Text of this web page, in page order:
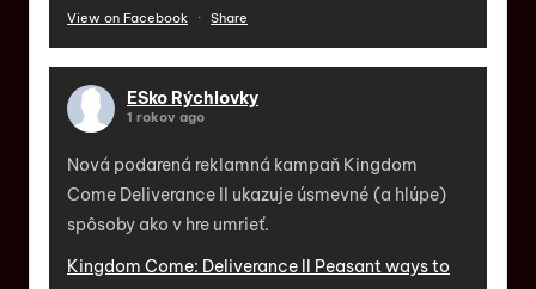
View on Facebook · Share
ESko Rýchlovky
1 rokov ago
Nová podarená reklamná kampaň Kingdom
Come Deliverance II ukazuje úsmevné (a hlúpe)
spôsoby ako v hre umrieť.
Kingdom Come: Deliverance II Peasant ways to